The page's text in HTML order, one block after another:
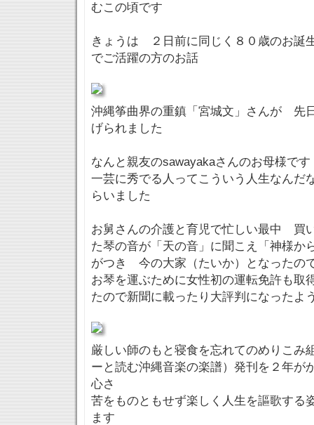
むこの頃です
きょうは ２日前に同じく８０歳のお誕
でご活躍の方のお話
沖縄筝曲界の重鎮「宮城文」さんが 先
げられました
なんと親友のsawayakaさんのお母様です
一芸に秀でる人ってこういう人生なんだ
らいました
お舅さんの介護と育児で忙しい最中 買
た琴の音が「天の音」に聞こえ「神様か
がつき 今の大家（たいか）となったの
お琴を運ぶために女性初の運転免許も取
たので新聞に載ったり大評判になったよ
厳しい師のもと寝食を忘れてのめりこみ
ーと読む沖縄音楽の楽譜）発刊を２年が
心さ
苦をものともせず楽しく人生を謳歌する
ます